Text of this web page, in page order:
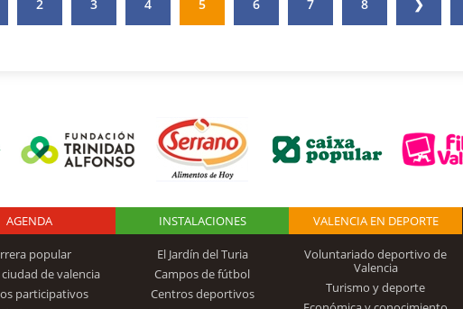
2 3 4 5 6 7 8 ❯
Logo Fundación
Trinidad Alfonso
AGENDA
popular
de valencia
participativos
INSTALACIONES
El Jardín del Turia
Campos de fútbol
Centros deportivos
VALENCIA EN DEPORTE
Voluntariado deportivo de
Valencia
Turismo y deporte